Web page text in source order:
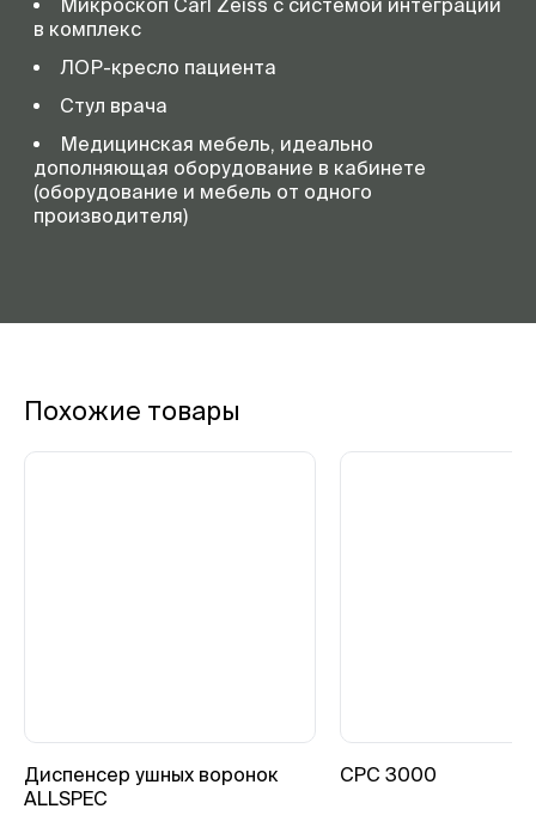
Микроскоп Carl Zeiss с системой интеграции
в комплекс
ЛОР-кресло пациента
Стул врача
Медицинская мебель, идеально
дополняющая оборудование в кабинете
(оборудование и мебель от одного
производителя)
Похожие товары
Диспенсер ушных воронок
ALLSPEC
CPC 3000